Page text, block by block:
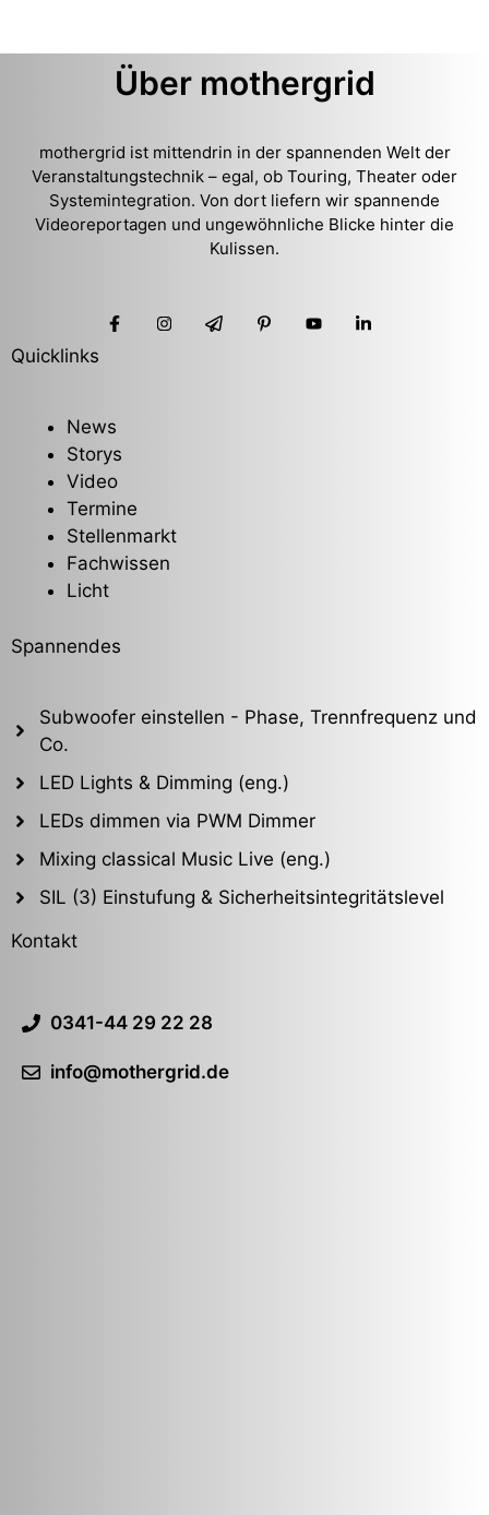
Über mothergrid
mothergrid ist mittendrin in der spannenden Welt der
Veranstaltungstechnik – egal, ob Touring, Theater oder
Systemintegration. Von dort liefern wir spannende
Videoreportagen und ungewöhnliche Blicke hinter die
Kulissen.
Quicklinks
News
Storys
Video
Termine
Stellenmarkt
Fachwissen
Licht
Spannendes
Subwoofer einstellen - Phase, Trennfrequenz und
Co.
LED Lights & Dimming (eng.)
LEDs dimmen via PWM Dimmer
Mixing classical Music Live (eng.)
SIL (3) Einstufung & Sicherheitsintegritätslevel
Kontakt
0341-44 29 22 28
info@mothergrid.de